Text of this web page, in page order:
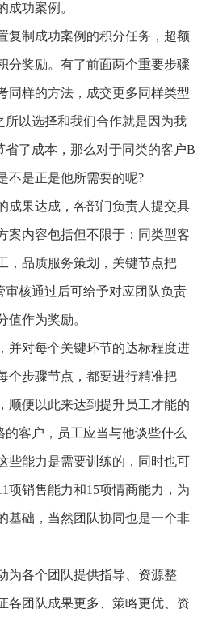
成功案例。
制成功案例的积分任务，超额
分奖励。有了前面两个重要步骤
同样的方法，成交更多同样类型
以选择和我们合作就是因为我
了成本，那么对于同类的客户B
不是正是他所需要的呢?
果达成，各部门负责人提交具
案内容包括但不限于：同类型客
，品质服务策划，关键节点把
审核通过后可给予对应团队负责
值作为奖励。
对每个关键环节的达标程度进
个步骤节点，都要进行精准把
顺便以此来达到提升员工才能的
的客户，员工应当与他谈些什么
些能力是需要训练的，同时也可
项销售能力和15项情商能力，为
基础，当然团队协同也是一个非
各个团队提供指导、资源整
各团队成果更多、策略更优、资